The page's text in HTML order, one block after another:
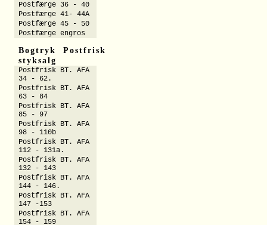
Postfærge 36 - 40
Postfærge 41- 44A
Postfærge 45 - 50
Postfærge engros
Bogtryk Postfrisk
styksalg
Postfrisk BT. AFA
34 - 62.
Postfrisk BT. AFA
63 - 84
Postfrisk BT. AFA
85 - 97
Postfrisk BT. AFA
98 - 110b
Postfrisk BT. AFA
112 - 131a.
Postfrisk BT. AFA
132 - 143
Postfrisk BT. AFA
144 - 146.
Postfrisk BT. AFA
147 -153
Postfrisk BT. AFA
154 - 159